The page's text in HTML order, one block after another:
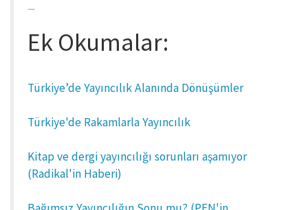
Ek Okumalar:
Türkiye’de Yayıncılık Alanında Dönüşümler
Türkiye'de Rakamlarla Yayıncılık
Kitap ve dergi yayıncılığı sorunları aşamıyor
(Radikal'in Haberi)